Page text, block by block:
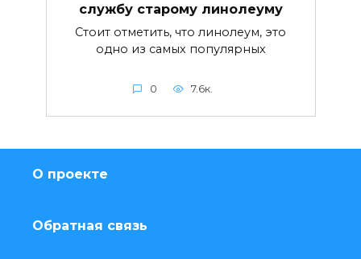
службу старому линолеуму
Стоит отметить, что линолеум, это
одно из самых популярных
0 7.6к.
О проекте
Обратная связь